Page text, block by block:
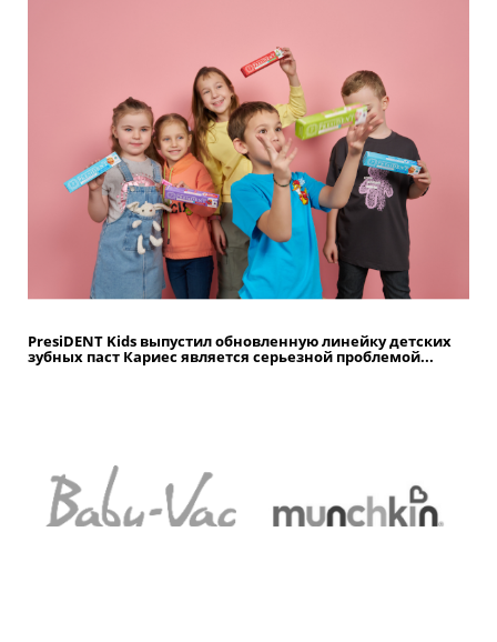
PresiDENT Kids выпустил обновленную линейку детских
зубных паст Кариес является серьезной проблемой...